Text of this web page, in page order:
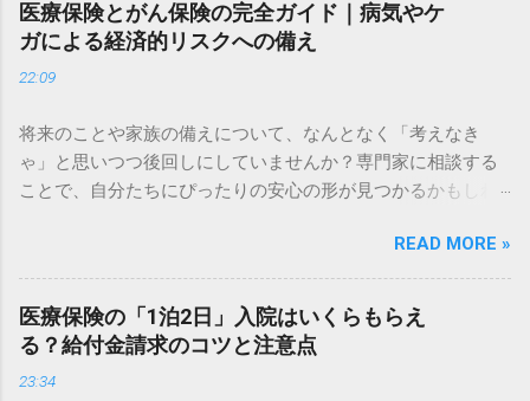
医療保険とがん保険の完全ガイド｜病気やケ
ガによる経済的リスクへの備え
22:09
将来のことや家族の備えについて、なんとなく「考えなき
ゃ」と思いつつ後回しにしていませんか？専門家に相談する
ことで、自分たちにぴったりの安心の形が見つかるかもしれ
将来の不安を解消！専門家による個別アドバイスはこちら
「もし病気で入院することになったら、貯金だけで足りるだ
ろうか……」 健康なときこそ、将来の医療費に対する不安は頭
をよぎるものです。日本は公的医療保険が充実している国で
すが、すべての費用がカバーされるわけではありません。 特
に近年、医療技術の進歩に伴い、入院期間の短縮や通院治療
READ MORE »
医療保険の「1泊2日」入院はいくらもらえ
る？給付金請求のコツと注意点
23:34